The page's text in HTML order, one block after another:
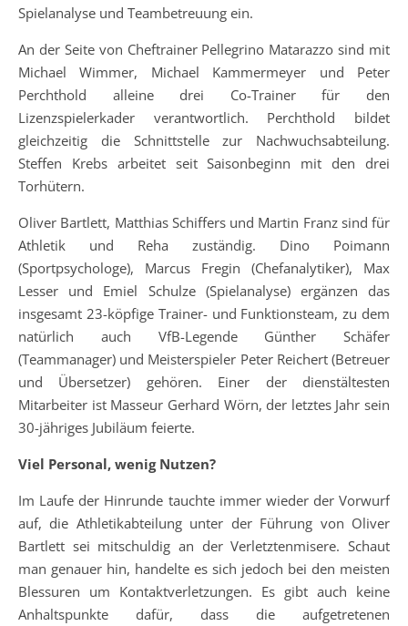
Spielanalyse und Teambetreuung ein.
An der Seite von Cheftrainer Pellegrino Matarazzo sind mit
Michael Wimmer, Michael Kammermeyer und Peter
Perchthold alleine drei Co-Trainer für den
Lizenzspielerkader verantwortlich. Perchthold bildet
gleichzeitig die Schnittstelle zur Nachwuchsabteilung.
Steffen Krebs arbeitet seit Saisonbeginn mit den drei
Torhütern.
Oliver Bartlett, Matthias Schiffers und Martin Franz sind für
Athletik und Reha zuständig. Dino Poimann
(Sportpsychologe), Marcus Fregin (Chefanalytiker), Max
Lesser und Emiel Schulze (Spielanalyse) ergänzen das
insgesamt 23-köpfige Trainer- und Funktionsteam, zu dem
natürlich auch VfB-Legende Günther Schäfer
(Teammanager) und Meisterspieler Peter Reichert (Betreuer
und Übersetzer) gehören. Einer der dienstältesten
Mitarbeiter ist Masseur Gerhard Wörn, der letztes Jahr sein
30-jähriges Jubiläum feierte.
Viel Personal, wenig Nutzen?
Im Laufe der Hinrunde tauchte immer wieder der Vorwurf
auf, die Athletikabteilung unter der Führung von Oliver
Bartlett sei mitschuldig an der Verletztenmisere. Schaut
man genauer hin, handelte es sich jedoch bei den meisten
Blessuren um Kontaktverletzungen. Es gibt auch keine
Anhaltspunkte dafür, dass die aufgetretenen